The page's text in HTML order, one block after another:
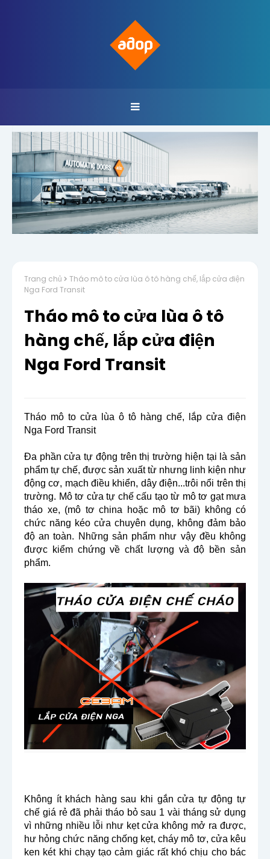
Trang chủ
Tháo mô to cửa lùa ô tô hàng chế, lắp cửa điện
Nga Ford Transit
Tháo mô to cửa lùa ô tô
hàng chế, lắp cửa điện
Nga Ford Transit
Tháo mô to cửa lùa ô tô hàng chế, lắp cửa điện
Nga Ford Transit
Đa phần cửa tự động trên thị trường hiện tại là sản
phẩm tự chế, được sản xuất từ nhưng linh kiện như
động cơ, mạch điều khiển, dây điện...trôi nổi trên thị
trường. Mô tơ cửa tự chế cấu tạo từ mô tơ gạt mưa
tháo xe, (mô tơ china hoặc mô tơ bãi) không có
chức năng kéo cửa chuyên dụng, không đảm bảo
độ an toàn. Những sản phẩm như vậy đều không
được kiểm chứng về chất lượng và độ bền sản
phẩm.
Không ít khách hàng sau khi gắn cửa tự động tự
chế giá rẻ đã phải tháo bỏ sau 1 vài tháng sử dụng
vì những nhiều lỗi như kẹt cửa không mở ra được,
hư hỏng chức năng chống kẹt, cháy mô tơ, cửa kêu
ken két khi chạy tạo cảm giác rất khó chịu cho bác